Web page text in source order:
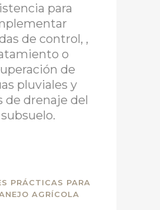
para
de control, ,
o
de
pluviales y
de drenaje del
subsuelo.
PRÁCTICAS PARA
AGRÍCOLA